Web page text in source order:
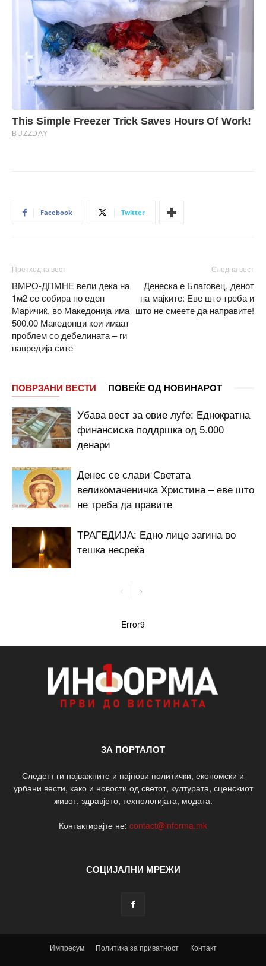
Facebook Twitter
Претходна вест
ВМРО-ДПМНЕ вели дека на
1м2 се собира по еден
Маричиќ, во Македонија има
500.00 Македонци кои имаат
проблем со дебелината – ги
навредија сите
Следна вест
Денеска е Благовец, денот
на мајките: Еве што треба и
што не смеете да направите!
ПОВРЗАНИ ВЕСТИ ПОВЕЌЕ ОД НОВИНАРОТ
Убава вест за овие луѓе: Еднократна
финансиска поддршка од 5.000
денари
Денес се слави Светата
великомаченичка Христина – еве што
не треба да правите
ТРАГЕДИЈА: Едно лице загина во
тешка несреќа
Error9
ЗА ПОРТАЛОТ
Следетт ги најважните и најнови политички, економски и
урбани вести, како и новости од светот, културата, сценскиот
живот, здравјето, технологијата, модата.
Контактирајте не: contact@informa.mk
СОЦИЈАЛНИ МРЕЖИ
Импресум Политика за приватност Контакт